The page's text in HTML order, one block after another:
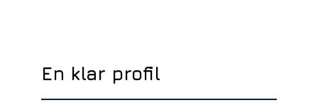
En klar profil